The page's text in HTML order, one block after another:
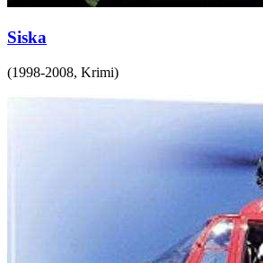
Siska
(1998-2008, Krimi)